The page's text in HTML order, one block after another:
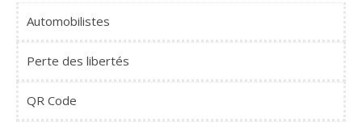
Automobilistes
Perte des libertés
QR Code